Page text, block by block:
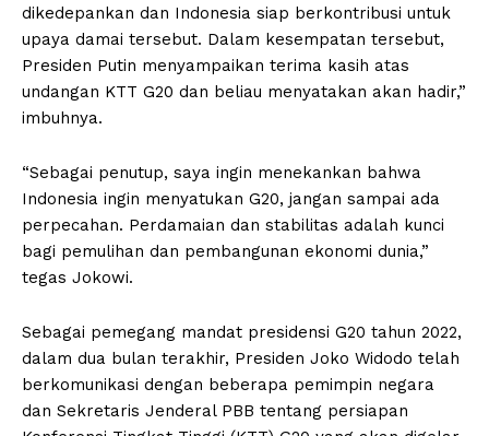
dikedepankan dan Indonesia siap berkontribusi untuk
upaya damai tersebut. Dalam kesempatan tersebut,
Presiden Putin menyampaikan terima kasih atas
undangan KTT G20 dan beliau menyatakan akan hadir,”
imbuhnya.
“Sebagai penutup, saya ingin menekankan bahwa
Indonesia ingin menyatukan G20, jangan sampai ada
perpecahan. Perdamaian dan stabilitas adalah kunci
bagi pemulihan dan pembangunan ekonomi dunia,”
tegas Jokowi.
Sebagai pemegang mandat presidensi G20 tahun 2022,
dalam dua bulan terakhir, Presiden Joko Widodo telah
berkomunikasi dengan beberapa pemimpin negara
dan Sekretaris Jenderal PBB tentang persiapan